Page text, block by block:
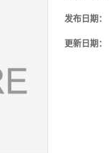
发布日期：
更新日期：